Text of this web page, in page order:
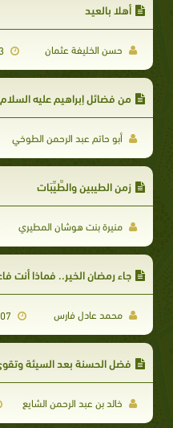
أهلا بالعيد
حسن الخليفة عثمان
من ‏فضائل إبراهيم عليه السلام‬
أبو حاتم عبد الرحمن الطوخي
زمن الطيبين والطَّيِّبَات
منيرة بنت هوشان المطيري
جاء رمضان الخير.. فماذا أنت
محمد عادل فارس
فضل الحسنة بعد السيئة
خالد بن عبد الرحمن الشايع